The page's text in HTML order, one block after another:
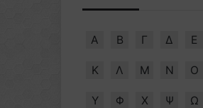
Α Β Γ Δ Ε
Κ Λ Μ Ν Ο
Υ Φ Χ Ψ Ω